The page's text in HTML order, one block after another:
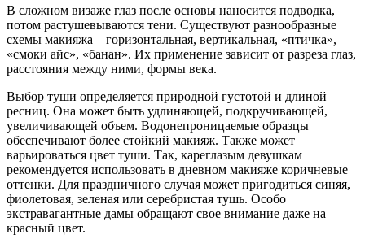
В сложном визаже глаз после основы наносится подводка,
потом растушевываются тени. Существуют разнообразные
схемы макияжа – горизонтальная, вертикальная, «птичка»,
«смоки айс», «банан». Их применение зависит от разреза глаз,
расстояния между ними, формы века.
Выбор туши определяется природной густотой и длиной
ресниц. Она может быть удлиняющей, подкручивающей,
увеличивающей объем. Водонепроницаемые образцы
обеспечивают более стойкий макияж. Также может
варьироваться цвет туши. Так, кареглазым девушкам
рекомендуется использовать в дневном макияже коричневые
оттенки. Для праздничного случая может пригодиться синяя,
фиолетовая, зеленая или серебристая тушь. Особо
экстравагантные дамы обращают свое внимание даже на
красный цвет.